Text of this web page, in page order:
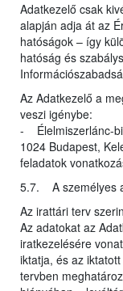
Adatkezelő csak
alapján adja át az
hatóságok – így
hatóság és
Az Adatkezelő a
veszi igénybe:
- Élelmiszerlánc-
1024 Budapest,
feladatok
5.7. A személyes
Az irattári terv
Az adatokat az
iratkezelésére
iktatja, és az
tervben